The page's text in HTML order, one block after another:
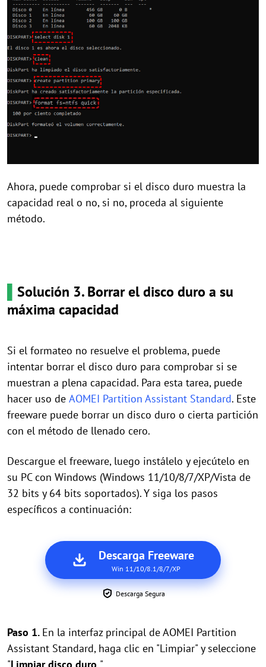
Ahora, puede comprobar si el disco duro muestra la
capacidad real o no, si no, proceda al siguiente
método.
Solución 3. Borrar el disco duro a su
máxima capacidad
Si el formateo no resuelve el problema, puede
intentar borrar el disco duro para comprobar si se
muestran a plena capacidad. Para esta tarea, puede
hacer uso de AOMEI Partition Assistant Standard. Este
freeware puede borrar un disco duro o cierta partición
con el método de llenado cero.
Descargue el freeware, luego instálelo y ejecútelo en
su PC con Windows (Windows 11/10/8/7/XP/Vista de
32 bits y 64 bits soportados). Y siga los pasos
específicos a continuación:
Descarga Freeware
Win 11/10/8.1/8/7/XP
Descarga Segura
Paso 1. En la interfaz principal de AOMEI Partition
Assistant Standard, haga clic en "Limpiar" y seleccione